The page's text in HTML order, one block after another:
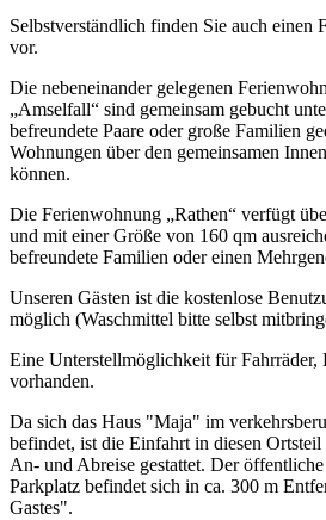
Selbstverständlich finden Sie auch einen
vor.
Die nebeneinander gelegenen
„Amselfall“ sind gemeinsam gebucht
befreundete Paare oder große Familien
Wohnungen über den gemeinsamen
können.
Die Ferienwohnung „Rathen“ verfügt
und mit einer Größe von 160 qm
befreundete Familien oder einen
Unseren Gästen ist die kostenlose
möglich (Waschmittel bitte selbst
Eine Unterstellmöglichkeit für Fahrräder,
vorhanden.
Da sich das Haus "Maja" im
befindet, ist die Einfahrt in diesen
An- und Abreise gestattet. Der
Parkplatz befindet sich in ca. 300 m
Gastes".